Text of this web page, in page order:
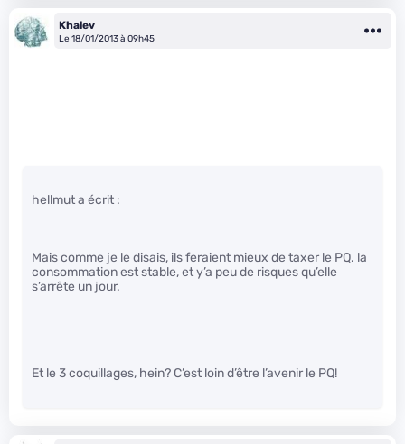
Khalev
Le 18/01/2013 à 09h45
hellmut a écrit :
Mais comme je le disais, ils feraient mieux de taxer le PQ. la
consommation est stable, et y’a peu de risques qu’elle
s’arrête un jour.
Et le 3 coquillages, hein? C’est loin d’être l’avenir le PQ!